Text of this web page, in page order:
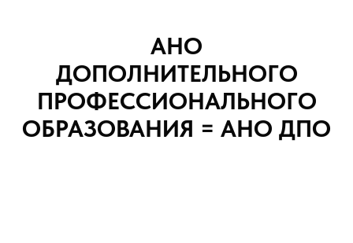
АНО
ДОПОЛНИТЕЛЬНОГО
ПРОФЕССИОНАЛЬНОГО
ОБРАЗОВАНИЯ = АНО ДПО